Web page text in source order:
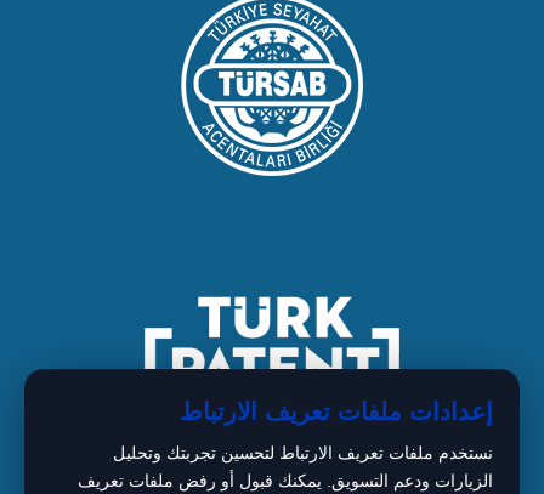
إعدادات ملفات تعريف الارتباط
نستخدم ملفات تعريف الارتباط لتحسين تجربتك وتحليل
الزيارات ودعم التسويق. يمكنك قبول أو رفض ملفات تعريف